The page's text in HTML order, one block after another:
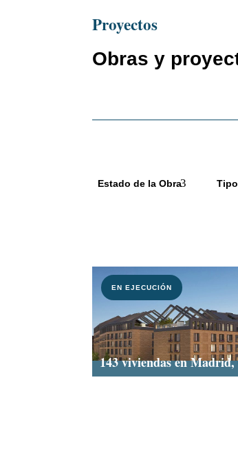
Proyectos
Obras y
Estado de la Obra
EN EJECUCIÓN
143 viviendas en